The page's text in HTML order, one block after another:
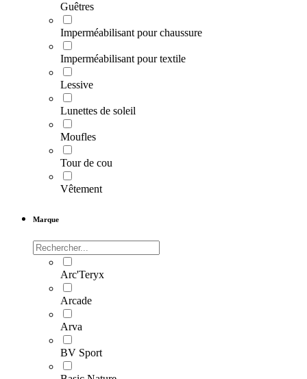
Guêtres
Imperméabilisant pour chaussure
Imperméabilisant pour textile
Lessive
Lunettes de soleil
Moufles
Tour de cou
Vêtement
Marque
Arc'Teryx
Arcade
Arva
BV Sport